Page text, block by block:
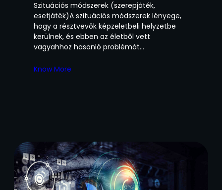
Szituációs módszerek (szerepjáték,
esetjáték)A szituációs módszerek lényege,
hogy a résztvevők képzeletbeli helyzetbe
kerülnek, és ebben az életből vett
vagyahhoz hasonló problémát…
Know More